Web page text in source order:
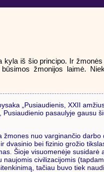
iš šio principo. Ir
žmonijos laimė.
„Pusiaudienis, XXII
pasaulyje gausu
nuo varginančio darbo
dvasinio bei fizinio grožio
Šioje visuomenėje susidarė
civilizacijomis
tačiau buvo tiek